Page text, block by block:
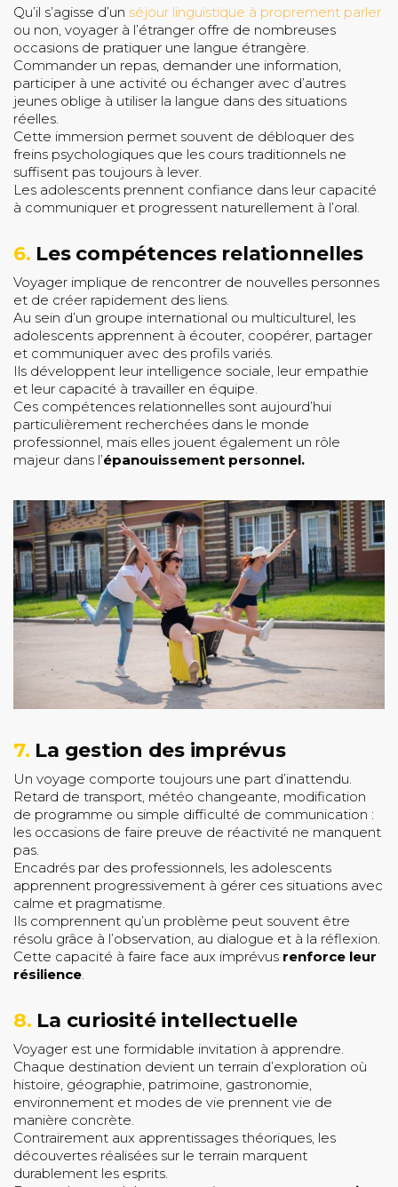
Qu’il s’agisse d’un séjour linguistique à proprement parler
ou non, voyager à l’étranger offre de nombreuses
occasions de pratiquer une langue étrangère.
Commander un repas, demander une information,
participer à une activité ou échanger avec d’autres
jeunes oblige à utiliser la langue dans des situations
réelles.
Cette immersion permet souvent de débloquer des
freins psychologiques que les cours traditionnels ne
suffisent pas toujours à lever.
Les adolescents prennent confiance dans leur capacité
à communiquer et progressent naturellement à l’oral.
6. Les compétences relationnelles
Voyager implique de rencontrer de nouvelles personnes
et de créer rapidement des liens.
Au sein d’un groupe international ou multiculturel, les
adolescents apprennent à écouter, coopérer, partager
et communiquer avec des profils variés.
Ils développent leur intelligence sociale, leur empathie
et leur capacité à travailler en équipe.
Ces compétences relationnelles sont aujourd’hui
particulièrement recherchées dans le monde
professionnel, mais elles jouent également un rôle
majeur dans l’épanouissement personnel.
7. La gestion des imprévus
Un voyage comporte toujours une part d’inattendu.
Retard de transport, météo changeante, modification
de programme ou simple difficulté de communication :
les occasions de faire preuve de réactivité ne manquent
pas.
Encadrés par des professionnels, les adolescents
apprennent progressivement à gérer ces situations avec
calme et pragmatisme.
Ils comprennent qu’un problème peut souvent être
résolu grâce à l’observation, au dialogue et à la réflexion.
Cette capacité à faire face aux imprévus renforce leur
résilience.
8. La curiosité intellectuelle
Voyager est une formidable invitation à apprendre.
Chaque destination devient un terrain d’exploration où
histoire, géographie, patrimoine, gastronomie,
environnement et modes de vie prennent vie de
manière concrète.
Contrairement aux apprentissages théoriques, les
découvertes réalisées sur le terrain marquent
durablement les esprits.